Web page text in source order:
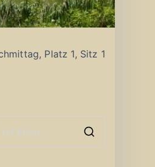
Platz 1, Sitz 1